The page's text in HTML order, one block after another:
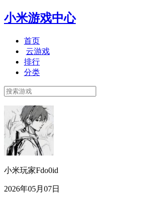
小米游戏中心
首页
云游戏
排行
分类
小米玩家Fdo0id
2026年05月07日